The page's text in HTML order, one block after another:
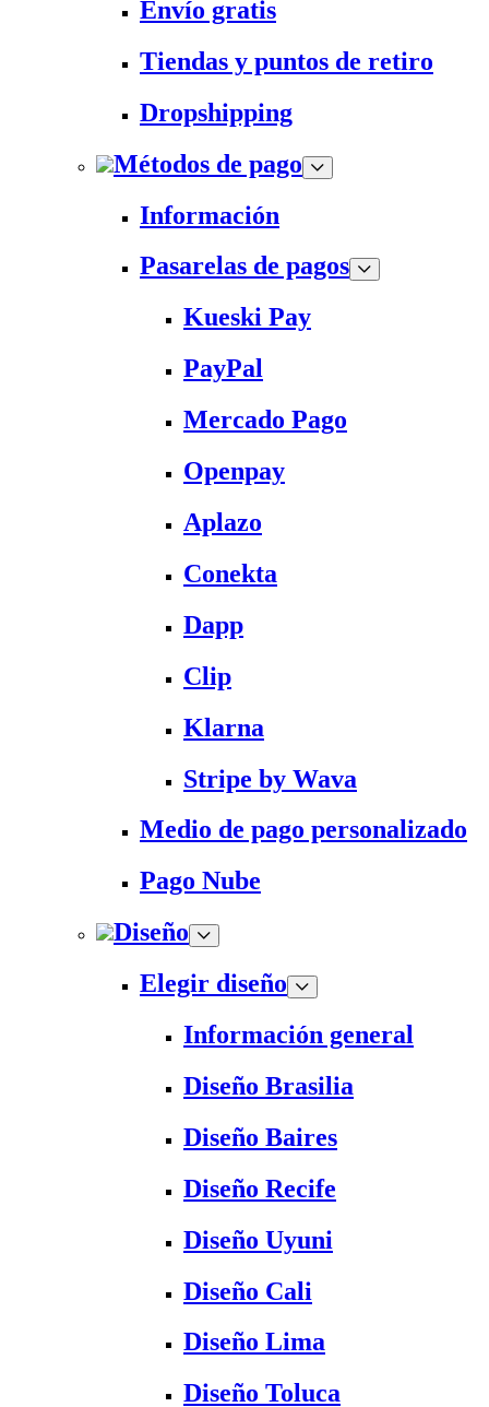
Envío gratis
Tiendas y puntos de retiro
Dropshipping
Métodos de pago
Información
Pasarelas de pagos
Kueski Pay
PayPal
Mercado Pago
Openpay
Aplazo
Conekta
Dapp
Clip
Klarna
Stripe by Wava
Medio de pago personalizado
Pago Nube
Diseño
Elegir diseño
Información general
Diseño Brasilia
Diseño Baires
Diseño Recife
Diseño Uyuni
Diseño Cali
Diseño Lima
Diseño Toluca